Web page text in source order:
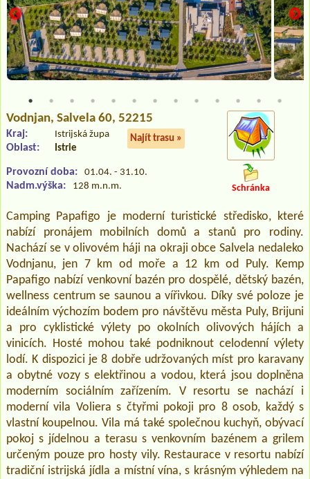
Vodnjan, Salvela 60, 52215
Najít trasu »
Kraj: Istrijská župa
Oblast: Istrie
Provozní doba: 01.04. - 31.10.
Nadm.výška: 128 m.n.m. Schránka
Camping Papafigo je moderní turistické středisko, které
nabízí pronájem mobilních domů a stanů pro rodiny.
Nachází se v olivovém háji na okraji obce Salvela nedaleko
Vodnjanu, jen 7 km od moře a 12 km od Puly. Kemp
Papafigo nabízí venkovní bazén pro dospělé, dětský bazén,
wellness centrum se saunou a vířivkou. Díky své poloze je
ideálním výchozím bodem pro návštěvu města Puly, Brijuni
a pro cyklistické výlety po okolních olivových hájích a
vinicích. Hosté mohou také podniknout celodenní výlety
lodí. K dispozici je 8 dobře udržovaných míst pro karavany
a obytné vozy s elektřinou a vodou, která jsou doplněna
moderním sociálním zařízením. V resortu se nachází i
moderní vila Voliera s čtyřmi pokoji pro 8 osob, každý s
vlastní koupelnou. Vila má také společnou kuchyň, obývací
pokoj s jídelnou a terasu s venkovním bazénem a grilem
určeným pouze pro hosty vily. Restaurace v resortu nabízí
tradiční istrijská jídla a místní vína, s krásným výhledem na